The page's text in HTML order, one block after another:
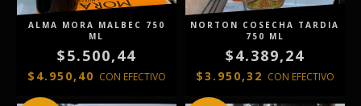
ALMA MORA MALBEC 750
ML
$5.500,44
$4.950,40 CON EFECTIVO
NORTON COSECHA TARDIA
750 ML
$4.389,24
$3.950,32 CON EFECTIVO